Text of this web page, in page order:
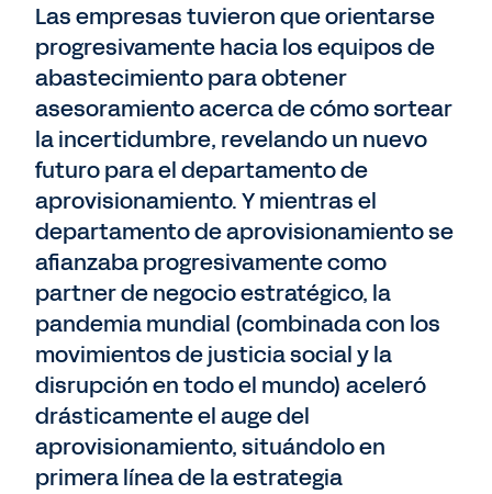
Las empresas tuvieron que orientarse
progresivamente hacia los equipos de
abastecimiento para obtener
asesoramiento acerca de cómo sortear
la incertidumbre, revelando un nuevo
futuro para el departamento de
aprovisionamiento. Y mientras el
departamento de aprovisionamiento se
afianzaba progresivamente como
partner de negocio estratégico, la
pandemia mundial (combinada con los
movimientos de justicia social y la
disrupción en todo el mundo) aceleró
drásticamente el auge del
aprovisionamiento, situándolo en
primera línea de la estrategia